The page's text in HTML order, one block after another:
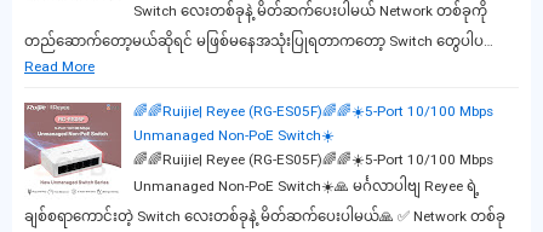
Switch လေးတစ်ခုနဲ့ မိတ်ဆက်ပေးပါမယ် Network တစ်ခုကို
တည်ဆောက်တော့မယ်ဆိုရင် မဖြစ်မနေအသုံးပြုရတာကတော့ Switch တွေပါပ…
Read More
🌈🌈Ruijie| Reyee (RG-ES05F)🌈🌈☀️5-Port 10/100 Mbps
Unmanaged Non-PoE Switch☀️
🌈🌈Ruijie| Reyee (RG-ES05F)🌈🌈☀️5-Port 10/100 Mbps
Unmanaged Non-PoE Switch☀️🙏 မင်္ဂလာပါဗျ Reyee ရဲ့
ချစ်စရာကောင်းတဲ့ Switch လေးတစ်ခုနဲ့ မိတ်ဆက်ပေးပါမယ်🙏 ✅ Network တစ်ခု